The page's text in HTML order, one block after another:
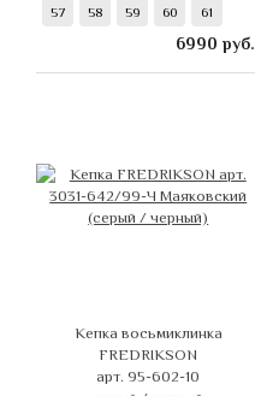
57 58 59 60 61
6990 руб.
Кепка восьмиклинка
FREDRIKSON
арт. 95-602-10